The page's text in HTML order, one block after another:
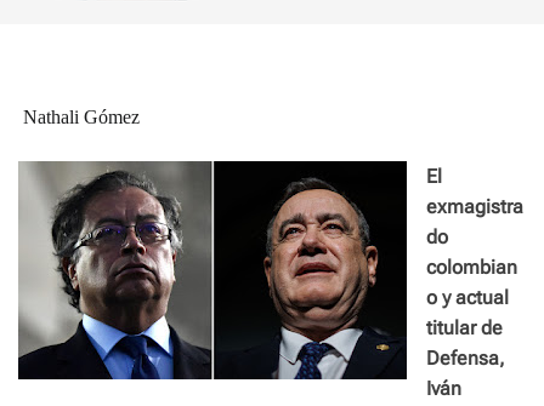
Nathali Gómez
El
exmagistra
do
colombian
o y actual
titular de
Defensa,
Iván